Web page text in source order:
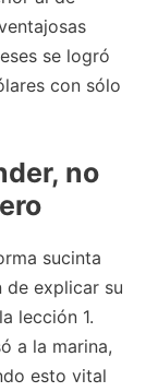
se logró
con sólo
no
sucinta
de explicar su
lección 1.
a la marina,
esto vital